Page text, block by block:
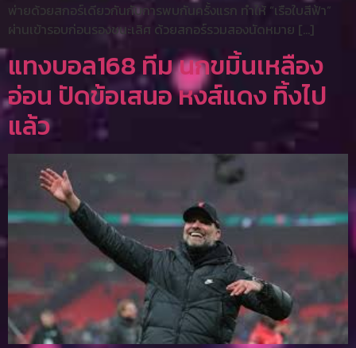
พ่ายด้วยสกอร์เดียวกันกับการพบกันครั้งแรก ทำให้ “เรือใบสีฟ้า”
ผ่านเข้ารอบก่อนรองชนะเลิศ ด้วยสกอร์รวมสองนัดหมาย […]
แทงบอล168 ทีม นกขมิ้นเหลือง
อ่อน ปัดข้อเสนอ หงส์แดง ทิ้งไป
แล้ว